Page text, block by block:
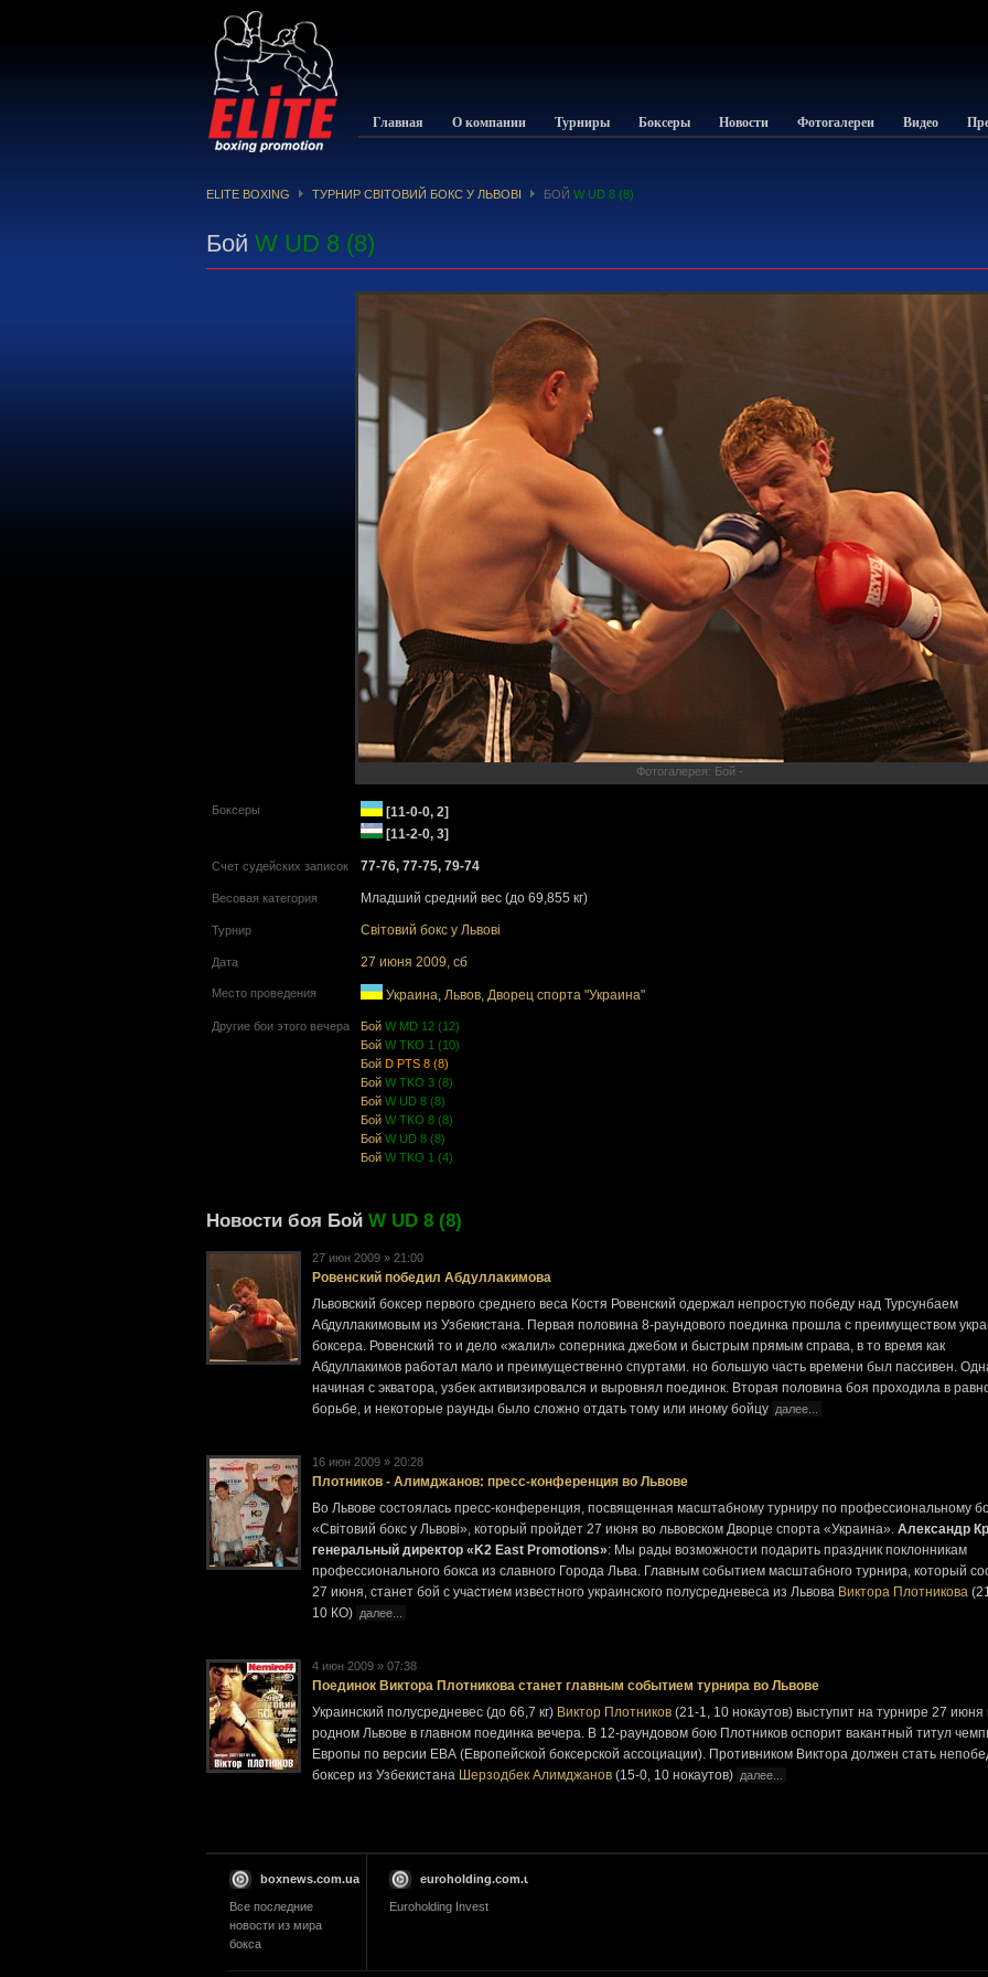
Главная О компании Турниры Боксеры Новости Фотогалереи Видео
ELITE BOXING ТУРНИР СВІТОВИЙ БОКС У ЛЬВОВІ БОЙ W UD 8 (8)
Бой W UD 8 (8)
Фотогалерея: Бой -
Боксеры
[11-0-0, 2]
[11-2-0, 3]
Счет судейских записок 77-76, 77-75, 79-74
Весовая категория Младший средний вес (до 69,855 кг)
Турнир Світовий бокс у Львові
Дата 27 июня 2009, сб
Место проведения Украина, Львов, Дворец спорта "Украина"
Другие бои этого вечера Бой W MD 12 (12)
Бой W TKO 1 (10)
Бой D PTS 8 (8)
Бой W TKO 3 (8)
Бой W UD 8 (8)
Бой W TKO 8 (8)
Бой W UD 8 (8)
Бой W TKO 1 (4)
Новости боя Бой W UD 8 (8)
27 июн 2009 » 21:00
Ровенский победил Абдуллакимова
Львовский боксер первого среднего веса Костя Ровенский одержал непростую победу над Турсунбаем
Абдуллакимовым из Узбекистана. Первая половина 8-раундового поединка прошла с преимуществом
боксера. Ровенский то и дело «жалил» соперника джебом и быстрым прямым справа, в то время как
Абдуллакимов работал мало и преимущественно спуртами. но большую часть времени был пассивен.
начиная с экватора, узбек активизировался и выровнял поединок. Вторая половина боя проходила в
борьбе, и некоторые раунды было сложно отдать тому или иному бойцу далее...
16 июн 2009 » 20:28
Плотников - Алимджанов: пресс-конференция во Львове
Во Львове состоялась пресс-конференция, посвященная масштабному турниру по профессиональному
«Світовий бокс у Львові», который пройдет 27 июня во львовском Дворце спорта «Украина». Александр
генеральный директор «K2 East Promotions»: Мы рады возможности подарить праздник поклонникам
профессионального бокса из славного Города Льва. Главным событием масштабного турнира, который
27 июня, станет бой с участием известного украинского полусредневеса из Львова Виктора Плотникова
10 КО) далее...
4 июн 2009 » 07:38
Поединок Виктора Плотникова станет главным событием турнира во Львове
Украинский полусредневес (до 66,7 кг) Виктор Плотников (21-1, 10 нокаутов) выступит на турнире 27 июня
родном Львове в главном поединка вечера. В 12-раундовом бою Плотников оспорит вакантный титул
Европы по версии ЕВА (Европейской боксерской ассоциации). Противником Виктора должен стать
боксер из Узбекистана Шерзодбек Алимджанов (15-0, 10 нокаутов) далее...
boxnews.com.ua
Все последние
новости из мира
бокса
euroholding.com.ua
Euroholding Invest